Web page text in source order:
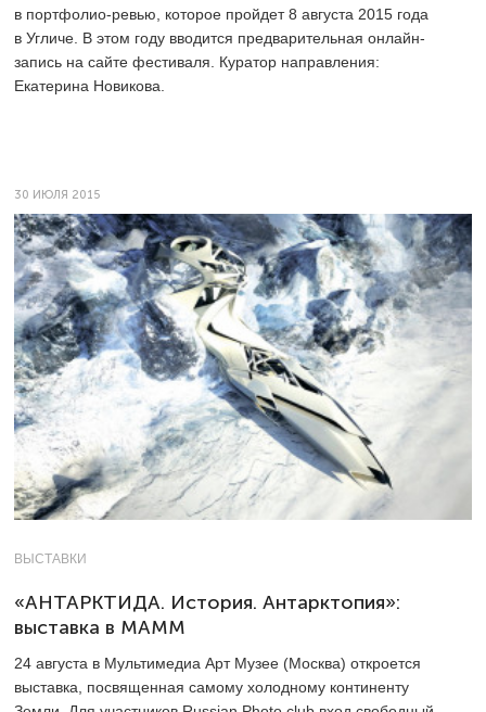
в портфолио-ревью, которое пройдет 8 августа 2015 года
в Угличе. В этом году вводится предварительная онлайн-
запись на сайте фестиваля. Куратор направления:
Екатерина Новикова.
30 ИЮЛЯ 2015
ВЫСТАВКИ
«АНТАРКТИДА. История. Антарктопия»:
выставка в МАММ
24 августа в Мультимедиа Арт Музее (Москва) откроется
выставка, посвященная самому холодному континенту